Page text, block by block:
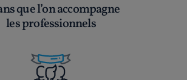
que l’on accompagne
les professionnels